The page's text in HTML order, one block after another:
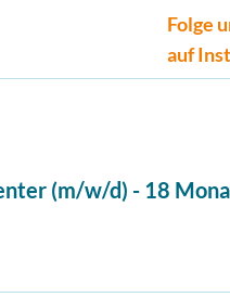
Folge
auf
(m/w/d) - 18